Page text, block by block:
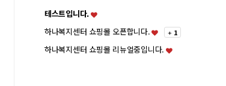
테스트입니다.
하나복지센터 쇼핑몰 오픈합니다.
+ 1
하나복지센터 쇼핑몰 리뉴얼중입니다.